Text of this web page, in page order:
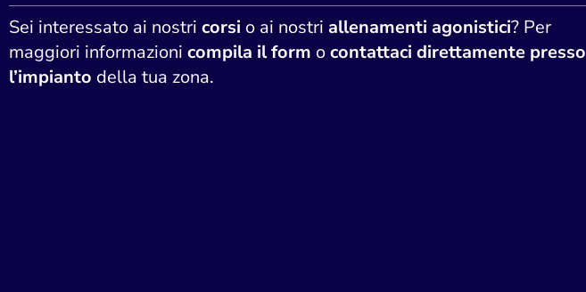
Sei interessato ai nostri corsi o ai nostri allenamenti agonistici? Per
maggiori informazioni compila il form ocontattaci direttamente presso
l’impianto della tua zona.